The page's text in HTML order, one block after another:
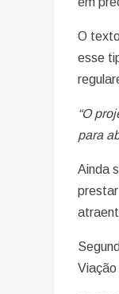
O
esse
“O
para
Ainda